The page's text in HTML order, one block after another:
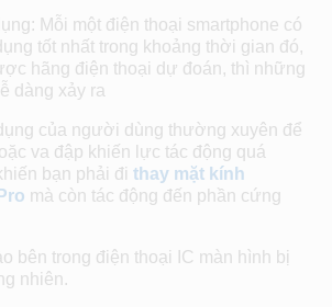
Mỗi một điện thoại smartphone có
tốt nhất trong khoảng thời gian đó,
hãng điện thoại dự đoán, thì những
dàng xảy ra
của người dùng thường xuyên để
va đập khiến lực tác động quá
bạn phải đi thay mặt kính
mà còn tác động đến phần cứng
bên trong điện thoại IC màn hình bị
nhiên.